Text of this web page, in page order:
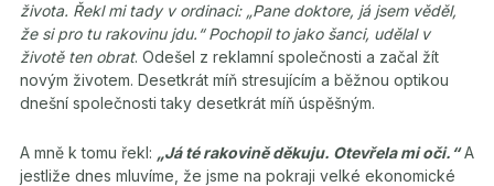
života. Řekl mi tady v ordinaci: „Pane doktore, já jsem věděl,
že si pro tu rakovinu jdu.“ Pochopil to jako šanci, udělal v
životě ten obrat. Odešel z reklamní společnosti a začal žít
novým životem. Desetkrát míň stresujícím a běžnou optikou
dnešní společnosti taky desetkrát míň úspěšným.
A mně k tomu řekl: „Já té rakovině děkuju. Otevřela mi oči.“A
jestliže dnes mluvíme, že jsme na pokraji velké ekonomické